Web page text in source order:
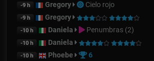
-9 h Gregory Cielo rojo
-9 h Gregory
-10 h Daniela Penumbras (2)
-10 h Daniela
-10 h Phoebe 6